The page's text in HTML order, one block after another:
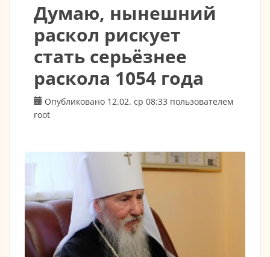
Думаю, нынешний
раскол рискует
стать серьёзнее
раскола 1054 года
Опубликовано 12.02. ср 08:33 пользователем
root